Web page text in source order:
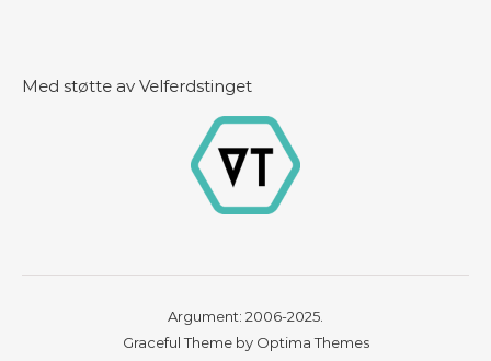
Med støtte av Velferdstinget
Argument: 2006-2025.
Graceful Theme by Optima Themes